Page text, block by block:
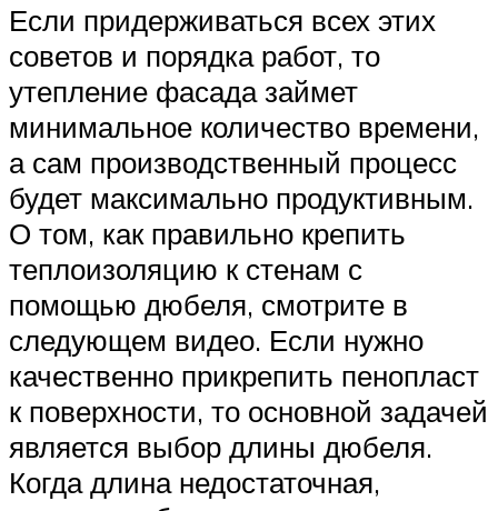
Если придерживаться всех этих
советов и порядка работ, то
утепление фасада займет
минимальное количество времени,
а сам производственный процесс
будет максимально продуктивным.
О том, как правильно крепить
теплоизоляцию к стенам с
помощью дюбеля, смотрите в
следующем видео. Если нужно
качественно прикрепить пенопласт
к поверхности, то основной задачей
является выбор длины дюбеля.
Когда длина недостаточная,